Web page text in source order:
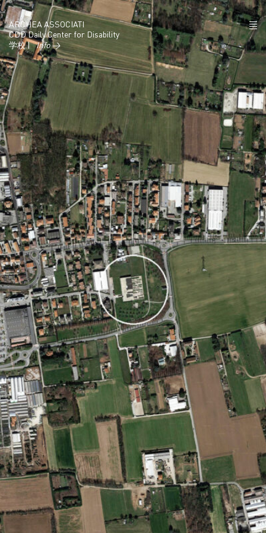
ARCHEA ASSOCIATI
项目
联系
IT
EN
CDD Daily Center for Disability
学校 | Info →